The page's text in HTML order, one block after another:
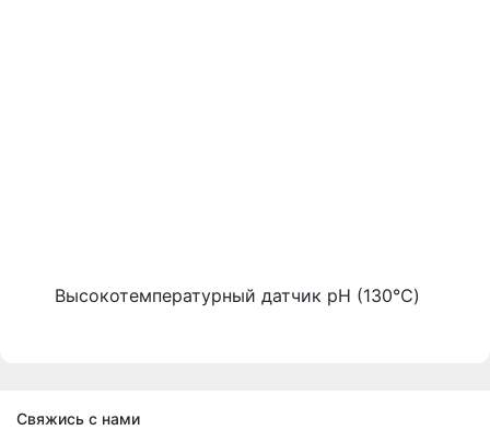
Высокотемпературный датчик pH (130℃)
Свяжись с нами